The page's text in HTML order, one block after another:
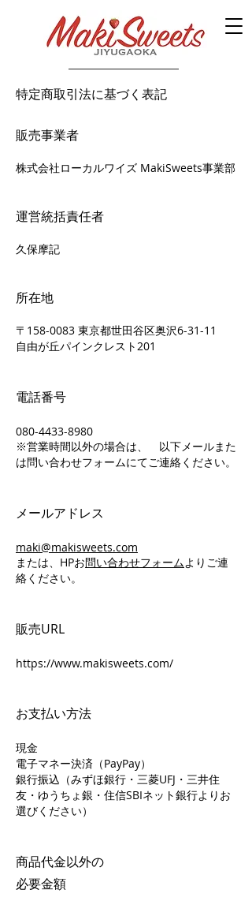
特定商取引法に基づく表記
販売事業者
​株式会社ローカルワイズ MakiSweets事業部
運営統括責任者
久保摩記
所在地
〒158-0083 東京都世田谷区奥沢6-31-11
自由が丘パインクレスト201
電話番号
080-4433-8980
※営業時間以外の場合は、 以下メールまた
は問い合わせフォームにてご連絡ください。
メールアドレス
maki@makisweets.com
​または、HPお問い合わせフォームよりご連
絡ください。
販売URL
https://www.makisweets.com/
お支払い方法
現金
電子マネー決済（PayPay）
​銀行振込（みずほ銀行・三菱UFJ・三井住
友・ゆうちょ銀・住信SBIネット銀行よりお
選びください）
商品代金以外の
必要金額